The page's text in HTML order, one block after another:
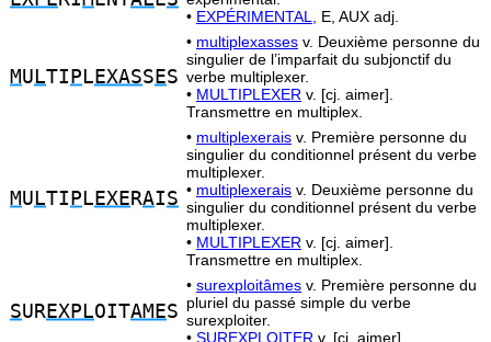
• EXPÉRIMENTAL, E, AUX adj.
MU LTI P L EXASS ES
• multiplexasses v. Deuxième personne du
singulier de l’imparfait du subjonctif du
verbe multiplexer.
• MULTIPLEXER v. [cj. aimer].
Transmettre en multiplex.
MU LTI P L EXE RAIS
• multiplexerais v. Première personne du
singulier du conditionnel présent du verbe
multiplexer.
• multiplexerais v. Deuxième personne du
singulier du conditionnel présent du verbe
multiplexer.
• MULTIPLEXER v. [cj. aimer].
Transmettre en multiplex.
SUREXPLOITAMES
• surexploitâmes v. Première personne du
pluriel du passé simple du verbe
surexploiter.
• SUREXPLOITER v. [cj. aimer].